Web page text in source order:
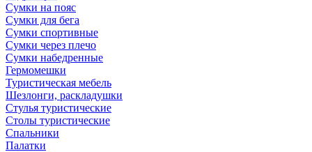
Сумки на пояс
Сумки для бега
Сумки спортивные
Сумки через плечо
Сумки набедренные
Гермомешки
Туристическая мебель
Шезлонги, раскладушки
Стулья туристические
Столы туристические
Спальники
Палатки